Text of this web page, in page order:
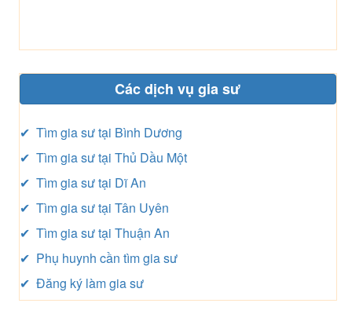
Các dịch vụ gia sư
✔ Tìm gia sư tại Bình Dương
✔ Tìm gia sư tại Thủ Dầu Một
✔ Tìm gia sư tại Dĩ An
✔ Tìm gia sư tại Tân Uyên
✔ Tìm gia sư tại Thuận An
✔ Phụ huynh cần tìm gia sư
✔ Đăng ký làm gia sư